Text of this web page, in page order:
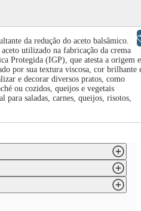
da redução do aceto balsâmico.
utilizado na fabricação da crema
Protegida (IGP), que atesta a origem e
por sua textura viscosa, cor brilhante
e decorar diversos pratos, como
ou cozidos, queijos e vegetais
para saladas, carnes, queijos, risotos,
Libras